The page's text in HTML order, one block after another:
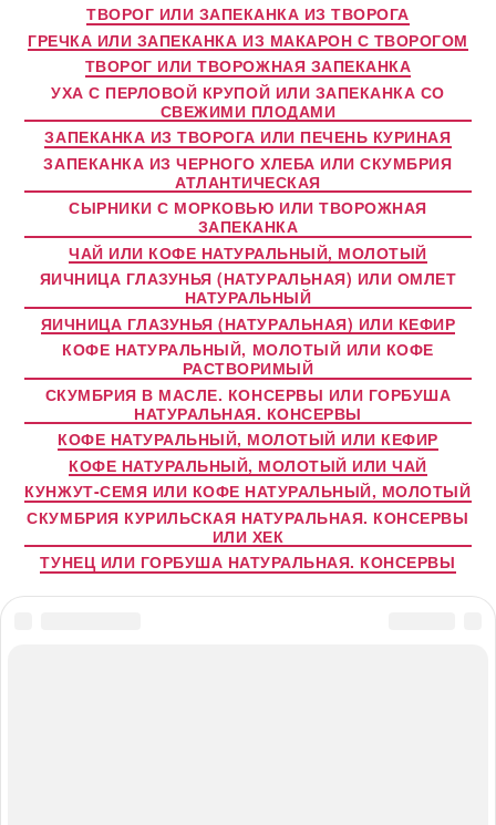
ТВОРОГ ИЛИ ЗАПЕКАНКА ИЗ ТВОРОГА
ГРЕЧКА ИЛИ ЗАПЕКАНКА ИЗ МАКАРОН С ТВОРОГОМ
ТВОРОГ ИЛИ ТВОРОЖНАЯ ЗАПЕКАНКА
УХА С ПЕРЛОВОЙ КРУПОЙ ИЛИ ЗАПЕКАНКА СО
СВЕЖИМИ ПЛОДАМИ
ЗАПЕКАНКА ИЗ ТВОРОГА ИЛИ ПЕЧЕНЬ КУРИНАЯ
ЗАПЕКАНКА ИЗ ЧЕРНОГО ХЛЕБА ИЛИ СКУМБРИЯ
АТЛАНТИЧЕСКАЯ
СЫРНИКИ С МОРКОВЬЮ ИЛИ ТВОРОЖНАЯ
ЗАПЕКАНКА
ЧАЙ ИЛИ КОФЕ НАТУРАЛЬНЫЙ, МОЛОТЫЙ
ЯИЧНИЦА ГЛАЗУНЬЯ (НАТУРАЛЬНАЯ) ИЛИ ОМЛЕТ
НАТУРАЛЬНЫЙ
ЯИЧНИЦА ГЛАЗУНЬЯ (НАТУРАЛЬНАЯ) ИЛИ КЕФИР
КОФЕ НАТУРАЛЬНЫЙ, МОЛОТЫЙ ИЛИ КОФЕ
РАСТВОРИМЫЙ
СКУМБРИЯ В МАСЛЕ. КОНСЕРВЫ ИЛИ ГОРБУША
НАТУРАЛЬНАЯ. КОНСЕРВЫ
КОФЕ НАТУРАЛЬНЫЙ, МОЛОТЫЙ ИЛИ КЕФИР
КОФЕ НАТУРАЛЬНЫЙ, МОЛОТЫЙ ИЛИ ЧАЙ
КУНЖУТ-СЕМЯ ИЛИ КОФЕ НАТУРАЛЬНЫЙ, МОЛОТЫЙ
СКУМБРИЯ КУРИЛЬСКАЯ НАТУРАЛЬНАЯ. КОНСЕРВЫ
ИЛИ ХЕК
ТУНЕЦ ИЛИ ГОРБУША НАТУРАЛЬНАЯ. КОНСЕРВЫ